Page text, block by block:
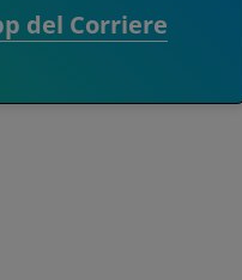
del Corriere